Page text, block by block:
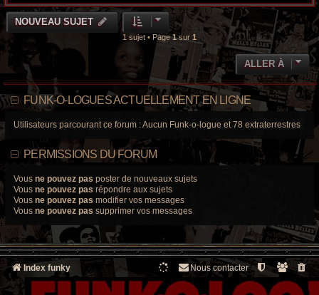
NOUVEAU SUJET
1 sujet • Page1sur 1
ALLER À
FUNK-O-LOGUES ACTUELLEMENT EN LIGNE
Utilisateurs parcourant ce forum : Aucun Funk-o-logue et 78 extraterrestres
PERMISSIONS DU FORUM
Vous ne pouvez pas poster de nouveaux sujets
Vous ne pouvez pas répondre aux sujets
Vous ne pouvez pas modifier vos messages
Vous ne pouvez pas supprimer vos messages
Index funky Nous contacter